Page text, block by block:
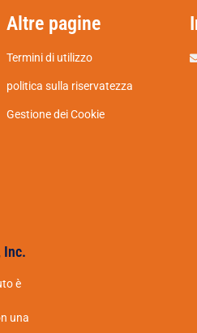
Altre pagine
Termini di utilizzo
politica sulla riservatezza
Gestione dei Cookie
Inc.
è
una